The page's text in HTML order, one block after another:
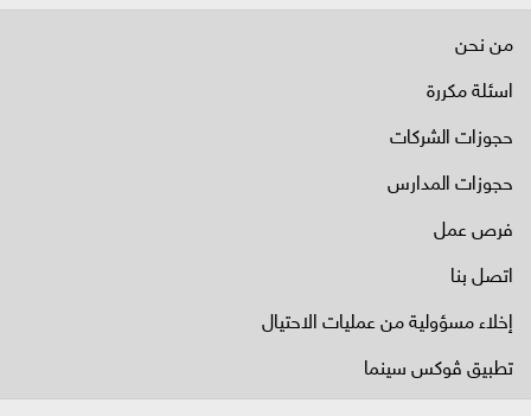
من نحن
اسئلة مكررة
حجوزات الشركات
حجوزات المدارس
فرص عمل
اتصل بنا
إخلاء مسؤولية من عمليات الاحتيال
تطبيق ڤوكس سينما